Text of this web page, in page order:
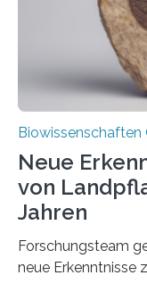
Studie wurde am
Fachzeitschrift…
Biowissenschaften
Neue
von
Jahren
Forschungsteam
neue Erkenntnisse